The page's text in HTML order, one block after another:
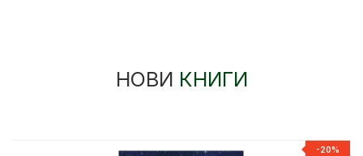
НОВИ КНИГИ
-20%